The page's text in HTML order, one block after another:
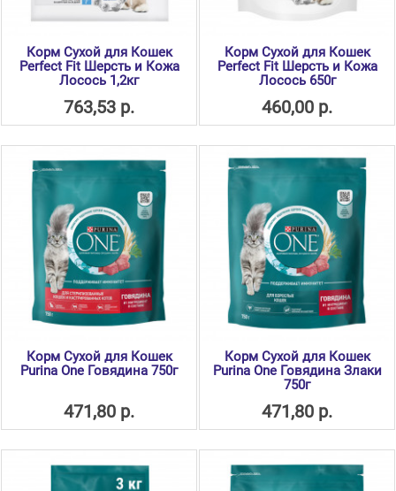
Корм Сухой для Кошек
Perfect Fit Шерсть и Кожа
Лосось 1,2кг
763,53 р.
Корм Сухой для Кошек
Perfect Fit Шерсть и Кожа
Лосось 650г
460,00 р.
Корм Сухой для Кошек
Purina One Говядина 750г
471,80 р.
Корм Сухой для Кошек
Purina One Говядина Злаки
750г
471,80 р.